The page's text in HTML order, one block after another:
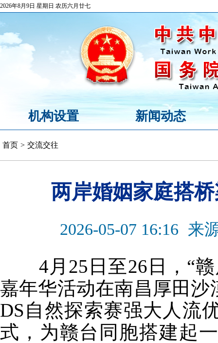
2026年8月9日 星期日 农历六月廿七
机构设置 新闻动态
首页 > 交流交往
两岸婚姻家庭搭
2026-05-07 16:16 来
4月25日至26日，“赣
嘉年华活动在南昌厚田
DS自然探索赛强大人流
式，为赣台同胞搭建起